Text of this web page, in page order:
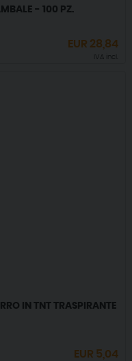
- 100 PZ.
EUR 28,84
IVA incl.
IN TNT TRASPIRANTE
EUR 5,04